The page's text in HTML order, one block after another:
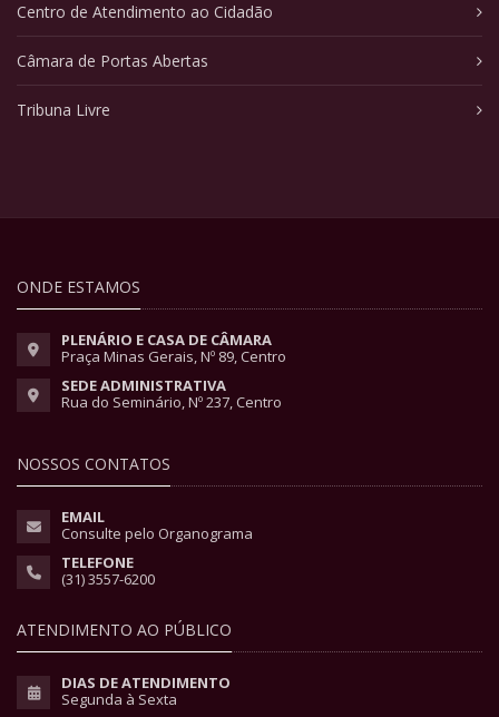
Centro de Atendimento ao Cidadão
Câmara de Portas Abertas
Tribuna Livre
ONDE ESTAMOS
PLENÁRIO E CASA DE CÂMARA
Praça Minas Gerais, Nº 89, Centro
SEDE ADMINISTRATIVA
Rua do Seminário, Nº 237, Centro
NOSSOS CONTATOS
EMAIL
Consulte pelo Organograma
TELEFONE
(31) 3557-6200
ATENDIMENTO AO PÚBLICO
DIAS DE ATENDIMENTO
Segunda à Sexta